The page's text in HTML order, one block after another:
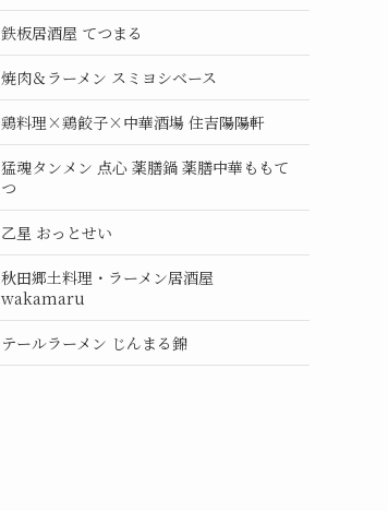
鉄板居酒屋 てつまる
焼肉＆ラーメン スミヨシベース
鶏料理×鶏餃子×中華酒場 住吉陽陽軒
猛魂タンメン 点心 薬膳鍋 薬膳中華ももて
つ
乙星 おっとせい
秋田郷土料理・ラーメン居酒屋
wakamaru
テールラーメン じんまる錦